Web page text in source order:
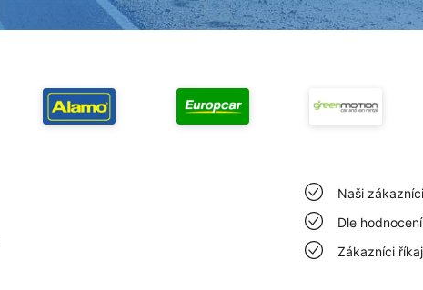
Naši
Dle
Zákazníci